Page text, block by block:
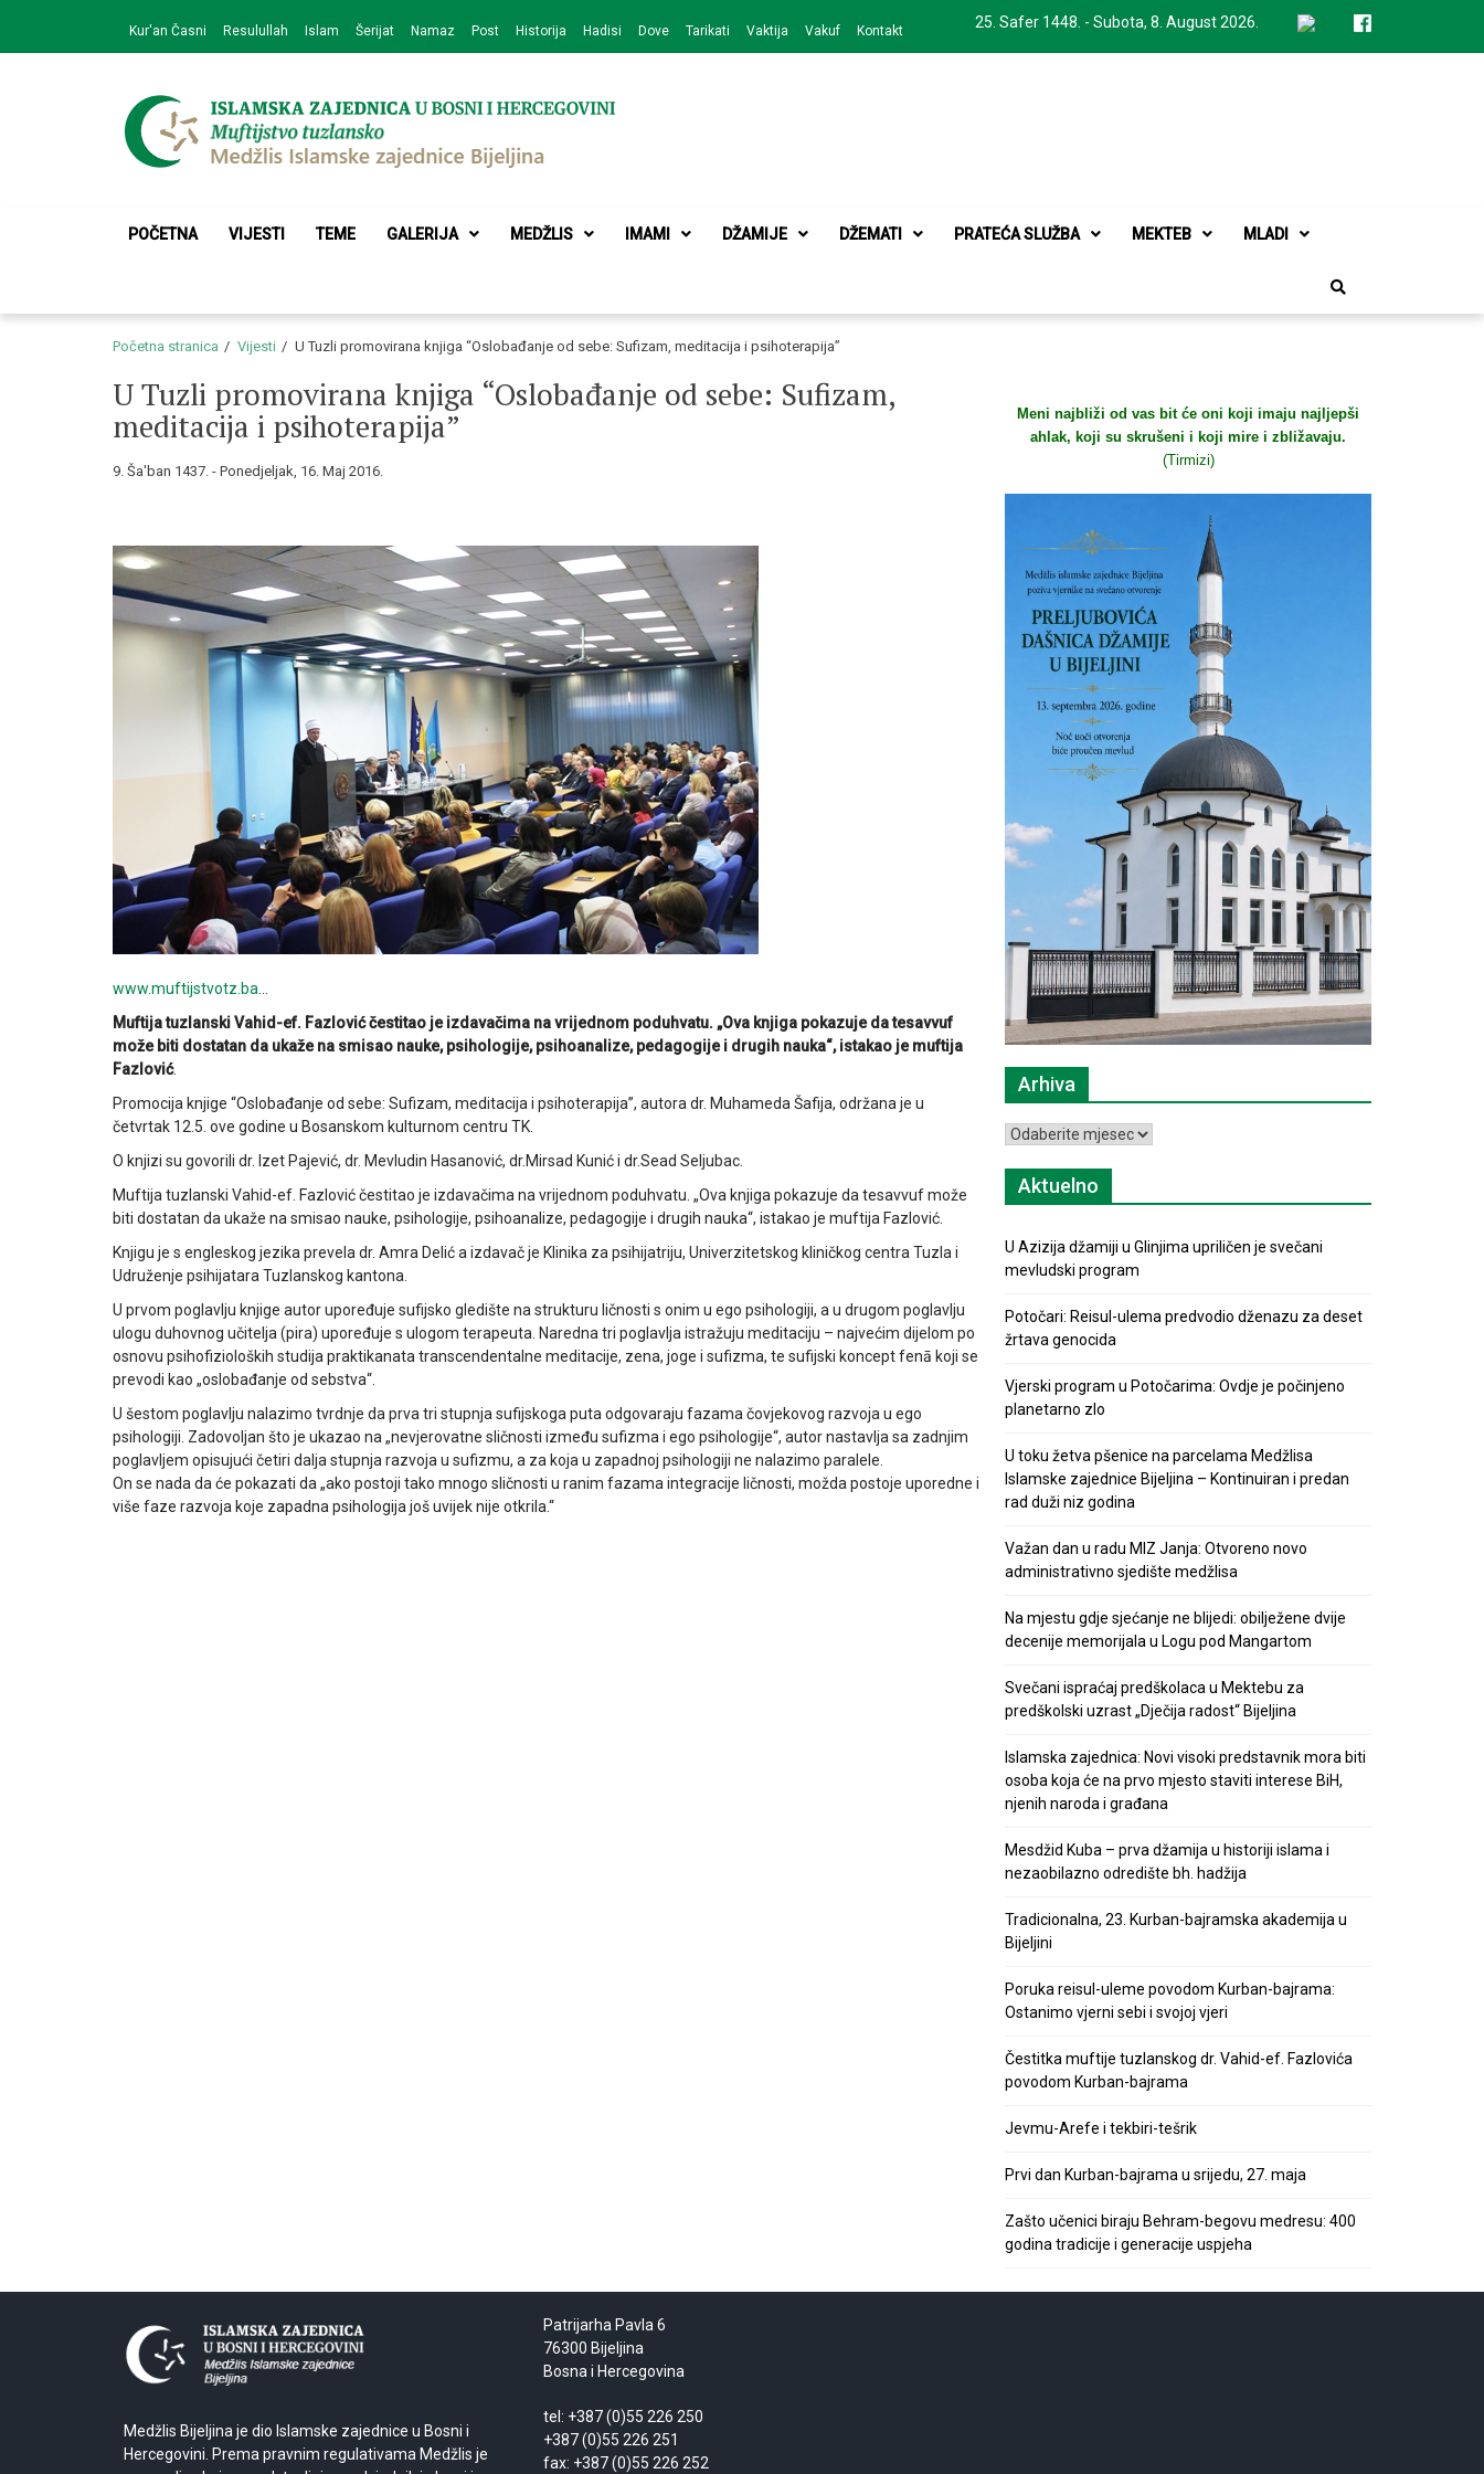
navigation
content
25. Safer 1448. - Subota, 8. August 2026.
Kur'an Časni Resulullah Islam Šerijat Namaz Post Historija Hadisi Dove Tarikati Vaktija Vakuf Kontakt
Medžlis Islamske zajednice Bijeljina
POČETNA VIJESTI TEME GALERIJA MEDŽLIS IMAMI DŽAMIJE DŽEMATI PRATEĆA SLUŽBA MEKTEB MLADI
Početna stranica Vijesti U Tuzli promovirana knjiga “Oslobađanje od sebe: Sufizam, meditacija i psihoterapija”
U Tuzli promovirana knjiga “Oslobađanje od sebe: Sufizam,
meditacija i psihoterapija”
9. Ša'ban 1437. - Ponedjeljak, 16. Maj 2016.
www.muftijstvotz.ba
Muftija tuzlanski Vahid-ef. Fazlović čestitao je izdavačima na vrijednom poduhvatu. „Ova knjiga pokazuje da tesavvuf
može biti dostatan da ukaže na smisao nauke, psihologije, psihoanalize, pedagogije i drugih nauka“, istakao je muftija
Fazlović.
Promocija knjige “Oslobađanje od sebe: Sufizam, meditacija i psihoterapija”, autora dr. Muhameda Šafija, održana je u
četvrtak 12.5. ove godine u Bosanskom kulturnom centru TK.
O knjizi su govorili dr. Izet Pajević, dr. Mevludin Hasanović, dr.Mirsad Kunić i dr.Sead Seljubac.
Muftija tuzlanski Vahid-ef. Fazlović čestitao je izdavačima na vrijednom poduhvatu. „Ova knjiga pokazuje da tesavvuf može
biti dostatan da ukaže na smisao nauke, psihologije, psihoanalize, pedagogije i drugih nauka“, istakao je muftija Fazlović.
Knjigu je s engleskog jezika prevela dr. Amra Delić a izdavač je Klinika za psihijatriju, Univerzitetskog kliničkog centra Tuzla i
Udruženje psihijatara Tuzlanskog kantona.
U prvom poglavlju knjige autor upoređuje sufijsko gledište na strukturu ličnosti s onim u ego psihologiji, a u drugom poglavlju
ulogu duhovnog učitelja (pira) upoređuje s ulogom terapeuta. Naredna tri poglavlja istražuju meditaciju – najvećim dijelom po
osnovu psihofizioloških studija praktikanata transcendentalne meditacije, zena, joge i sufizma, te sufijski koncept fenā koji se
prevodi kao „oslobađanje od sebstva“.
U šestom poglavlju nalazimo tvrdnje da prva tri stupnja sufijskoga puta odgovaraju fazama čovjekovog razvoja u ego
psihologiji. Zadovoljan što je ukazao na „nevjerovatne sličnosti između sufizma i ego psihologije“, autor nastavlja sa zadnjim
poglavljem opisujući četiri dalja stupnja razvoja u sufizmu, a za koja u zapadnoj psihologiji ne nalazimo paralele.
On se nada da će pokazati da „ako postoji tako mnogo sličnosti u ranim fazama integracije ličnosti, možda postoje uporedne i
više faze razvoja koje zapadna psihologija još uvijek nije otkrila.“
Meni najbliži od vas bit će oni koji imaju najljepši
ahlak, koji su skrušeni i koji mire i zbližavaju.
(Tirmizi)
Arhiva
Arhiva
Aktuelno
U Azizija džamiji u Glinjima upriličen je svečani
mevludski program
Potočari: Reisul-ulema predvodio dženazu za deset
žrtava genocida
Vjerski program u Potočarima: Ovdje je počinjeno
planetarno zlo
U toku žetva pšenice na parcelama Medžlisa
Islamske zajednice Bijeljina – Kontinuiran i predan
rad duži niz godina
Važan dan u radu MIZ Janja: Otvoreno novo
administrativno sjedište medžlisa
Na mjestu gdje sjećanje ne blijedi: obilježene dvije
decenije memorijala u Logu pod Mangartom
Svečani ispraćaj predškolaca u Mektebu za
predškolski uzrast „Dječija radost“ Bijeljina
Islamska zajednica: Novi visoki predstavnik mora biti
osoba koja će na prvo mjesto staviti interese BiH,
njenih naroda i građana
Mesdžid Kuba – prva džamija u historiji islama i
nezaobilazno odredište bh. hadžija
Tradicionalna, 23. Kurban-bajramska akademija u
Bijeljini
Poruka reisul-uleme povodom Kurban-bajrama:
Ostanimo vjerni sebi i svojoj vjeri
Čestitka muftije tuzlanskog dr. Vahid-ef. Fazlovića
povodom Kurban-bajrama
Jevmu-Arefe i tekbiri-tešrik
Prvi dan Kurban-bajrama u srijedu, 27. maja
Zašto učenici biraju Behram-begovu medresu: 400
godina tradicije i generacije uspjeha
Medžlis Bijeljina je dio Islamske zajednice u Bosni i
Hercegovini. Prema pravnim regulativama Medžlis je
Patrijarha Pavla 6
76300 Bijeljina
Bosna i Hercegovina
tel: +387 (0)55 226 250
+387 (0)55 226 251
fax: +387 (0)55 226 252